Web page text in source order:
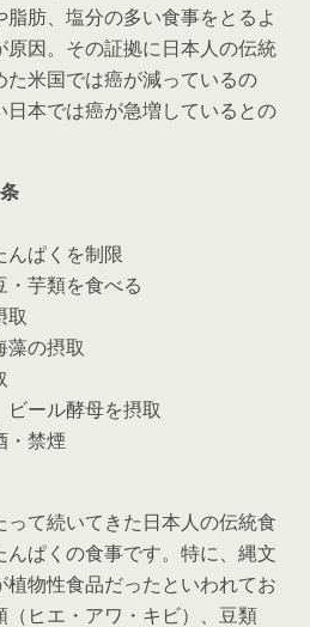
肪、塩分の多い食事をとるよ
原因。その証拠に日本人の伝統
米国では癌が減っているの
本では癌が急増しているとの
んぱくを制限
・芋類を食べる
取
藻の摂取
ビール酵母を摂取
・禁煙
て続いてきた日本人の伝統食
ぱくの食事です。特に、縄文
物性食品だったといわれてお
（ヒエ・アワ・キビ）、豆類